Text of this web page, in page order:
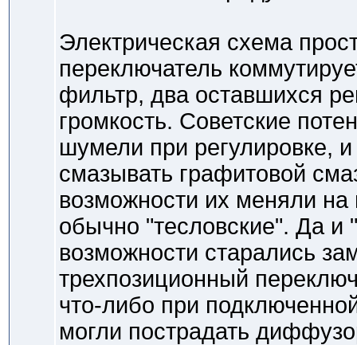
Электрическая схема
переключатель
фильтр, два оставшихся
громкость. Советские
шумели при регулировке,
смазывать графитовой
возможности их меняли
обычно "тесловские". Да и
возможности старались
трехпозиционный
что-либо при
могли пострадать